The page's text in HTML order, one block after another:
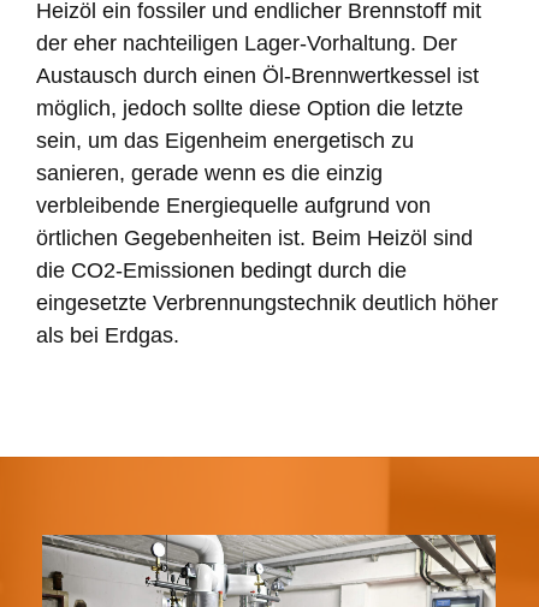
Heizöl ein fossiler und endlicher Brennstoff mit
der eher nachteiligen Lager-Vorhaltung. Der
Austausch durch einen Öl-Brennwertkessel ist
möglich, jedoch sollte diese Option die letzte
sein, um das Eigenheim energetisch zu
sanieren, gerade wenn es die einzig
verbleibende Energiequelle aufgrund von
örtlichen Gegebenheiten ist. Beim Heizöl sind
die CO2-Emissionen bedingt durch die
eingesetzte Verbrennungstechnik deutlich höher
als bei Erdgas.